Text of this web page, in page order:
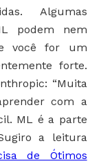
Algumas
podem nem
você for um
forte.
“Muita
com a
ML é a parte
a leitura
de Ótimos